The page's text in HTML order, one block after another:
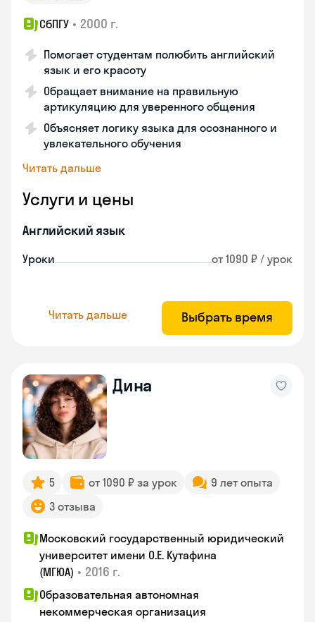
СбПГУ • 2000 г.
Помогает студентам полюбить английский
язык и его красоту
Обращает внимание на правильную
артикуляцию для уверенного общения
Объясняет логику языка для осознанного и
увлекательного обучения
Читать дальше
Услуги и цены
Английский язык
Уроки от 1090 ₽ / урок
Читать дальше Выбрать время
Дина
5 от 1090 ₽ за урок
9 лет опыта
3 отзыва
Московский государственный юридический
университет имени О.Е. Кутафина
(МГЮА) • 2016 г.
Образовательная автономная
некоммерческая организация